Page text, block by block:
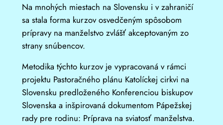
Na mnohých miestach na Slovensku i v zahraničí
sa stala forma kurzov osvedčeným spôsobom
prípravy na manželstvo zvlášť akceptovaným zo
strany snúbencov.
Metodika týchto kurzov je vypracovaná v rámci
projektu Pastoračného plánu Katolíckej cirkvi na
Slovensku predloženého Konferenciou biskupov
Slovenska a inšpirovaná dokumentom Pápežskej
rady pre rodinu: Príprava na sviatosť manželstva.